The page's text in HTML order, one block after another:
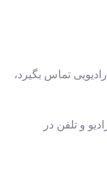
تماس بگیرد،
و تلفن در